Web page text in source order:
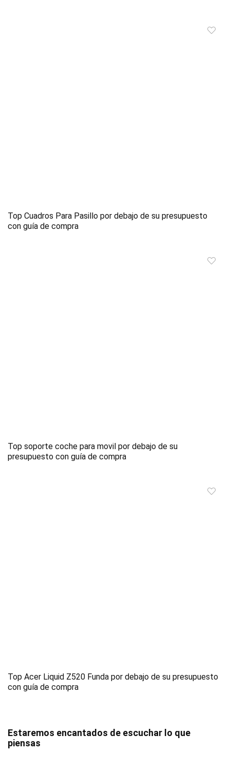
Top Cuadros Para Pasillo por debajo de su presupuesto
con guía de compra
Top soporte coche para movil por debajo de su
presupuesto con guía de compra
Top Acer Liquid Z520 Funda por debajo de su presupuesto
con guía de compra
Estaremos encantados de escuchar lo que
piensas